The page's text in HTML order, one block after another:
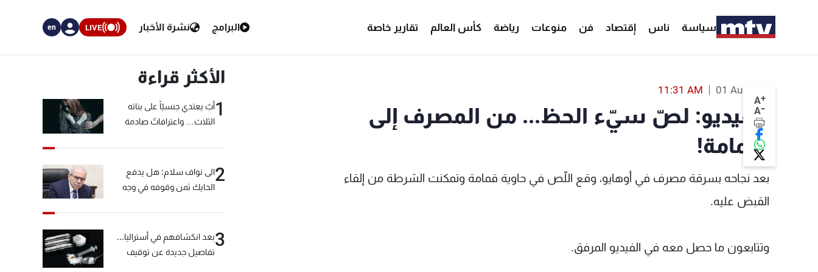
سياسة ناس إقتصاد فن منوعات رياضة كأس العالم تقارير خاصة البرامج نشرة الأخبار LIVE
en
A+
A-
01 Aug 2023
11:31 AM
بالفيديو: لصّ سيّء الحظ... من المصرف إلى
القمامة!
بعد نجاحه بسرقة مصرف في أوهايو، وقع اللّص في حاوية قمامة وتمكنت الشرطة من إلقاء
القبض عليه.
وتتابعون ما حصل معه في الفيديو المرفق.
الأكثر قراءة
1أبٌ يعتدي جنسيّاً على بناته
الثلاث… واعترافاتٌ صادمة
2الى نواف سلام: هل يدفع
الحايك ثمن وقوفه في وجه
3بعد انكشافهم في أستراليا...
تفاصيل جديدة عن توقيف